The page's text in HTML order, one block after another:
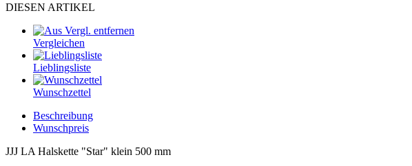
DIESEN ARTIKEL
Vergleichen
Lieblingsliste
Wunschzettel
Beschreibung
Wunschpreis
JJJ LA Halskette "Star" klein 500 mm